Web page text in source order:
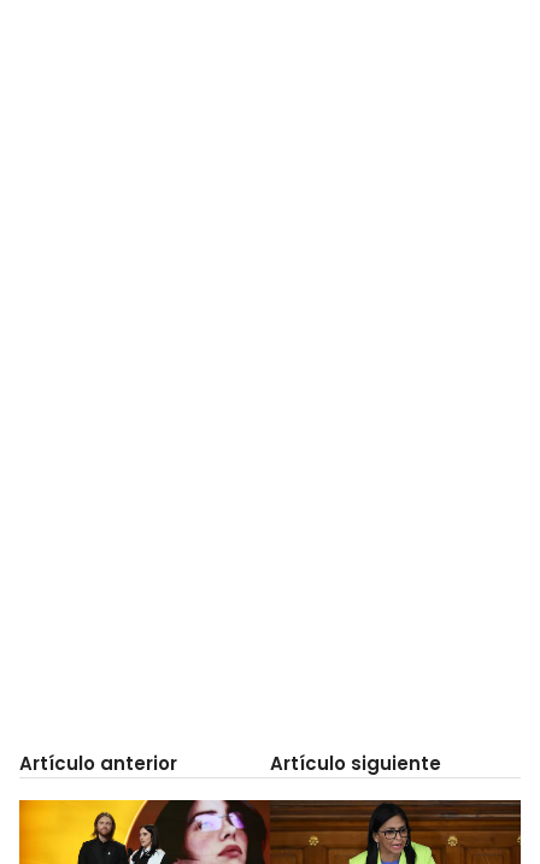
Artículo anterior Artículo siguiente